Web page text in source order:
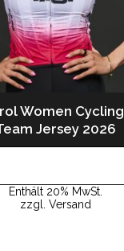
Women Cycling
Jersey 2026
Enthält 20% MwSt.
zzgl. Versand